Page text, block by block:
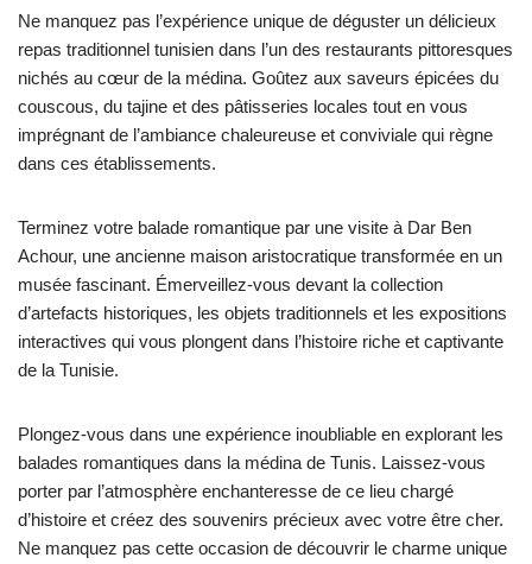
Ne manquez pas l’expérience unique de déguster un délicieux
repas traditionnel tunisien dans l’un des restaurants pittoresques
nichés au cœur de la médina. Goûtez aux saveurs épicées du
couscous, du tajine et des pâtisseries locales tout en vous
imprégnant de l’ambiance chaleureuse et conviviale qui règne
dans ces établissements.
Terminez votre balade romantique par une visite à Dar Ben
Achour, une ancienne maison aristocratique transformée en un
musée fascinant. Émerveillez-vous devant la collection
d’artefacts historiques, les objets traditionnels et les expositions
interactives qui vous plongent dans l’histoire riche et captivante
de la Tunisie.
Plongez-vous dans une expérience inoubliable en explorant les
balades romantiques dans la médina de Tunis. Laissez-vous
porter par l’atmosphère enchanteresse de ce lieu chargé
d’histoire et créez des souvenirs précieux avec votre être cher.
Ne manquez pas cette occasion de découvrir le charme unique